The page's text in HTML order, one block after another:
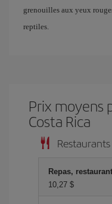
grenouilles aux yeux
reptiles.
Prix ​​moyens
Costa Rica
Restaurants
Repas,
10,27 $